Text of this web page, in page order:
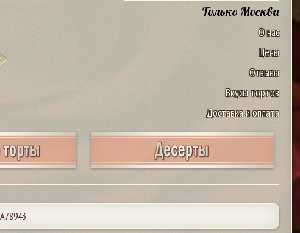
Только Москва
О нас
Цены
Отзывы
Вкусы тортов
Доставка и оплата